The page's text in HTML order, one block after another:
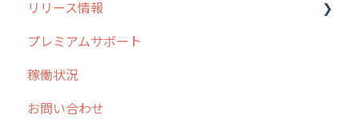
外廻り営業
清掃
不動産
過去の重要なお知らせ
障害情報
リリース情報
リリース
2026年のリリース情報
2025年のリリース情報
プレミアムサポート
稼働状況
お問い合わせ